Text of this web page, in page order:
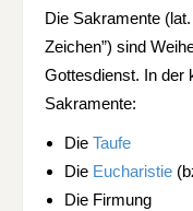
Die Sakramente (lat.
Zeichen”) sind
Gottesdienst. In der
Sakramente:
Die Taufe
Die Eucharistie
Die Firmung